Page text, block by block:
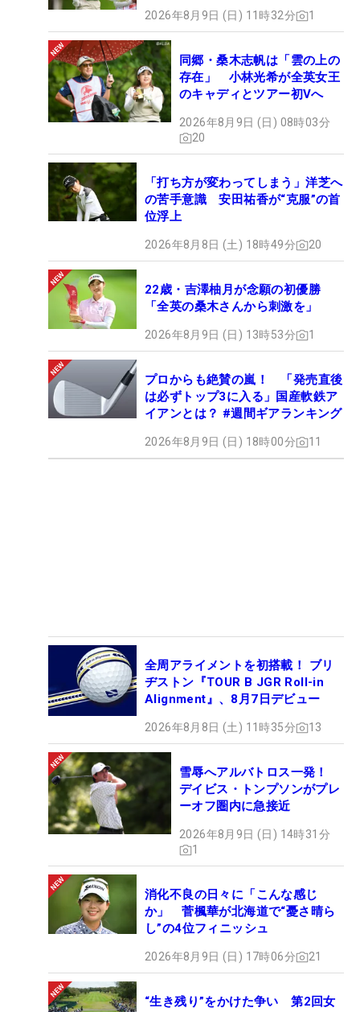
2026年8月9日 (日) 11時32分 1
同郷・桑木志帆は「雲の上の
存在」 小林光希が全英女王
のキャディとツアー初Vへ
2026年8月9日 (日) 08時03分
20
「打ち方が変わってしまう」洋芝へ
の苦手意識 安田祐香が“克服”の首
位浮上
2026年8月8日 (土) 18時49分 20
22歳・吉澤柚月が念願の初優勝
「全英の桑木さんから刺激を」
2026年8月9日 (日) 13時53分 1
プロからも絶賛の嵐！ 「発売直後
は必ずトップ3に入る」国産軟鉄ア
イアンとは？ #週間ギアランキング
2026年8月9日 (日) 18時00分 11
全周アライメントを初搭載！ ブリ
ヂストン『TOUR B JGR Roll-in
Alignment』、8月7日デビュー
2026年8月8日 (土) 11時35分 13
雪辱へアルバトロス一発！
デイビス・トンプソンがプレ
ーオフ圏内に急接近
2026年8月9日 (日) 14時31分
1
消化不良の日々に「こんな感じ
か」 菅楓華が北海道で“憂さ晴ら
し”の4位フィニッシュ
2026年8月9日 (日) 17時06分 21
“生き残り”をかけた争い 第2回女